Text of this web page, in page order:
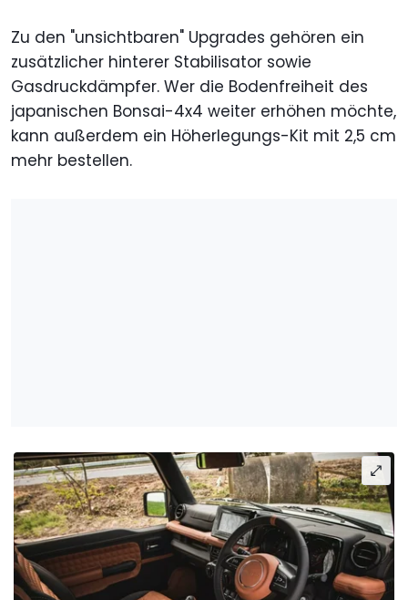
Zu den "unsichtbaren" Upgrades gehören ein
zusätzlicher hinterer Stabilisator sowie
Gasdruckdämpfer. Wer die Bodenfreiheit des
japanischen Bonsai-4x4 weiter erhöhen möchte,
kann außerdem ein Höherlegungs-Kit mit 2,5 cm
mehr bestellen.